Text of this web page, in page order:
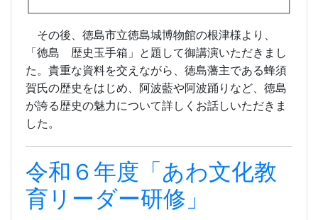
その後、徳島市立徳島城博物館の根津様より、
「徳島 歴史玉手箱」と題して御講演いただきまし
た。貴重な資料を交えながら、徳島藩主である蜂須
賀氏の歴史をはじめ、阿波藍や阿波踊りなど、徳島
が誇る歴史の魅力について詳しくお話しいただきま
した。
令和６年度「あわ文化教
育リーダー研修」